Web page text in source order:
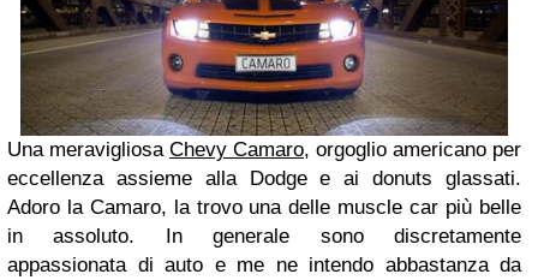
Una meravigliosa Chevy Camaro, orgoglio americano per
eccellenza assieme alla Dodge e ai donuts glassati.
Adoro la Camaro, la trovo una delle muscle car più belle
in assoluto. In generale sono discretamente
appassionata di auto e me ne intendo abbastanza da